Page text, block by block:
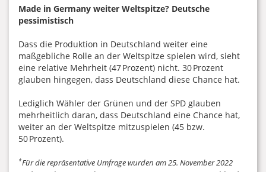
Made in Germany weiter Weltspitze? Deutsche
pessimistisch
Dass die Produktion in Deutschland weiter eine
maßgebliche Rolle an der Weltspitze spielen wird, sieht
eine relative Mehrheit (47 Prozent) nicht. 30 Prozent
glauben hingegen, dass Deutschland diese Chance hat.
Lediglich Wähler der Grünen und der SPD glauben
mehrheitlich daran, dass Deutschland eine Chance hat,
weiter an der Weltspitze mitzuspielen (45 bzw.
50 Prozent).
*Für die repräsentative Umfrage wurden am 25. November 2022